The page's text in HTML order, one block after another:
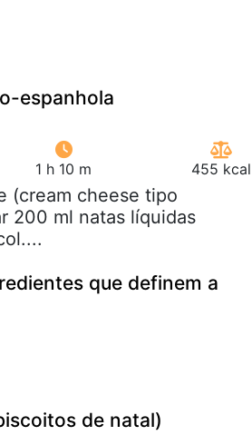
espanhola
1 h 10 m 455 kcal
(cream cheese tipo
200 ml natas líquidas
que definem a
de natal)